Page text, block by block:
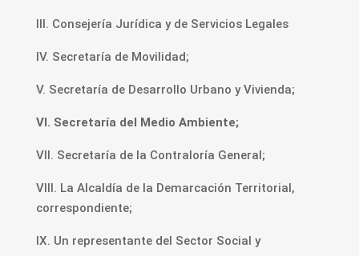
III. Consejería Jurídica y de Servicios Legales
IV. Secretaría de Movilidad;
V. Secretaría de Desarrollo Urbano y Vivienda;
VI. Secretaría del Medio Ambiente;
VII. Secretaría de la Contraloría General;
VIII. La Alcaldía de la Demarcación Territorial,
correspondiente;
IX. Un representante del Sector Social y